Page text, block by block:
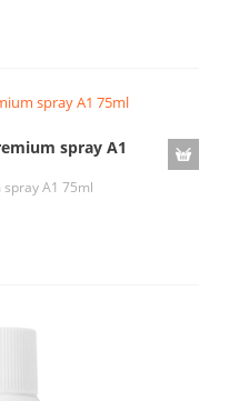
spray A1
A1 75ml